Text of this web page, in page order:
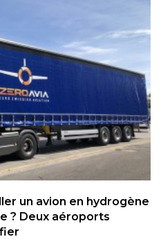
un avion en hydrogène
? Deux aéroports